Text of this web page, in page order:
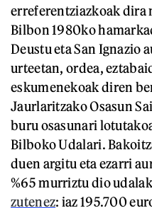
erreferentziazkoak dira
Bilbon 1980ko
Deustu eta San Ignazio
urteetan, ordea,
eskumenekoak diren
Jaurlaritzako Osasun
buru osasunari
Bilboko Udalari.
duen argitu eta ezarri
%65 murriztu dio
zutenez: iaz 195.700